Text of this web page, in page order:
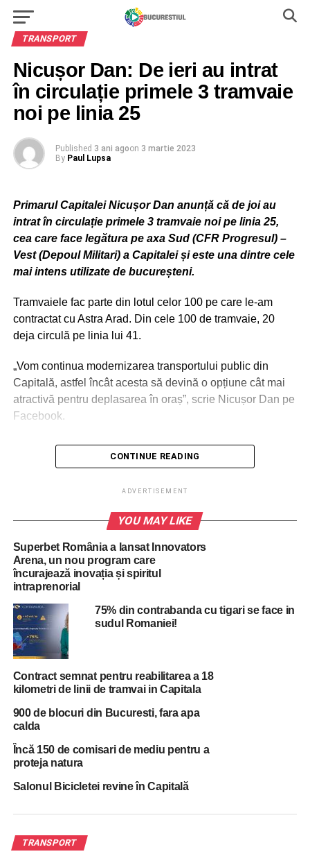
TRANSPORT
Nicușor Dan: De ieri au intrat
în circulație primele 3 tramvaie
noi pe linia 25
Published 3 ani agoon 3 martie 2023
By Paul Lupsa
Primarul Capitalei Nicușor Dan anunță că de joi au
intrat în circulație primele 3 tramvaie noi pe linia 25,
cea care face legătura pe axa Sud (CFR Progresul) –
Vest (Depoul Militari) a Capitalei și este una dintre cele
mai intens utilizate de bucureșteni.
Tramvaiele fac parte din lotul celor 100 pe care le-am
contractat cu Astra Arad. Din cele 100 de tramvaie, 20
deja circulă pe linia lui 41.
„Vom continua modernizarea transportului public din
Capitală, astfel încât acesta să devină o opțiune cât mai
atractivă pentru deplasarea în oraș”, scrie Nicușor Dan pe
Facebook.
STIREA ZILEI STIRI BUCURESTI
UP NEXT
Dan Motreanu: Lucrările pentru redeschiderea
liniei de tren București-Giurgiu s-au efectuat în
proporție de aproape 50%
DON'T MISS
pădurea Băneasa: „Răspunsul pe care l-a
transmis Romsilva a fost că nu se poate”
CONTINUE READING
ADVERTISEMENT
YOU MAY LIKE
Superbet România a lansat Innovators
Arena, un nou program care
încurajează inovația și spiritul
intraprenorial
75% din contrabanda cu tigari se face in
sudul Romaniei!
Contract semnat pentru reabilitarea a 18
kilometri de linii de tramvai in Capitala
900 de blocuri din Bucuresti, fara apa
calda
Încă 150 de comisari de mediu pentru a
proteja natura
Salonul Bicicletei revine în Capitală
TRANSPORT